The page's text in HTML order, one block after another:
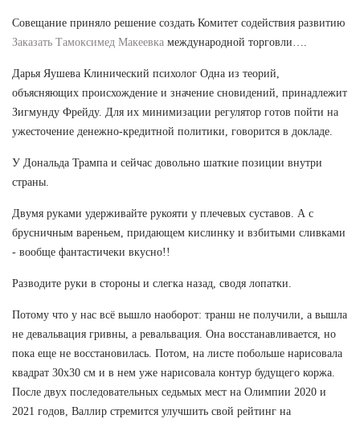
Совещание приняло решение создать Комитет содействия развитию
Заказать Тамоксимед Макеевка международной торговли….
Дарья Яушева Клинический психолог Одна из теорий,
объясняющих происхождение и значение сновидений, принадлежит
Зигмунду Фрейду. Для их минимизации регулятор готов пойти на
ужесточение денежно-кредитной политики, говорится в докладе.
У Дональда Трампа и сейчас довольно шаткие позиции внутри
страны.
Двумя руками удерживайте рукояти у плечевых суставов. А с
брусничным вареньем, придающем кислинку и взбитыми сливками
- вообще фантастичеки вкусно!!
Разводите руки в стороны и слегка назад, сводя лопатки.
Потому что у нас всё вышло наоборот: транш не получили, а вышла
не девальвация гривны, а ревальвация. Она восстанавливается, но
пока еще не восстановилась. Потом, на листе побольше нарисовала
квадрат 30х30 см и в нем уже нарисовала контур будущего коржа.
После двух последовательных седьмых мест на Олимпии 2020 и
2021 годов, Валлир стремится улучшить свой рейтинг на